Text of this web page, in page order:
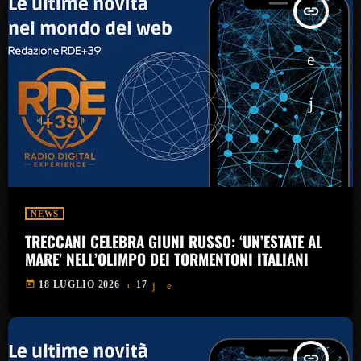
insert_link
NEWS
TRECCANI CELEBRA GIUNI RUSSO: ‘UN’ESTATE AL
MARE’ NELL’OLIMPO DEI TORMENTONI ITALIANI
today 18 LUGLIO 2026 17